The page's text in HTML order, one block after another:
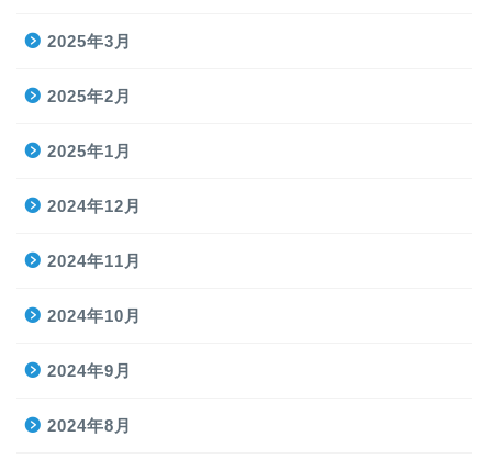
2025年3月
2025年2月
2025年1月
2024年12月
2024年11月
2024年10月
2024年9月
2024年8月